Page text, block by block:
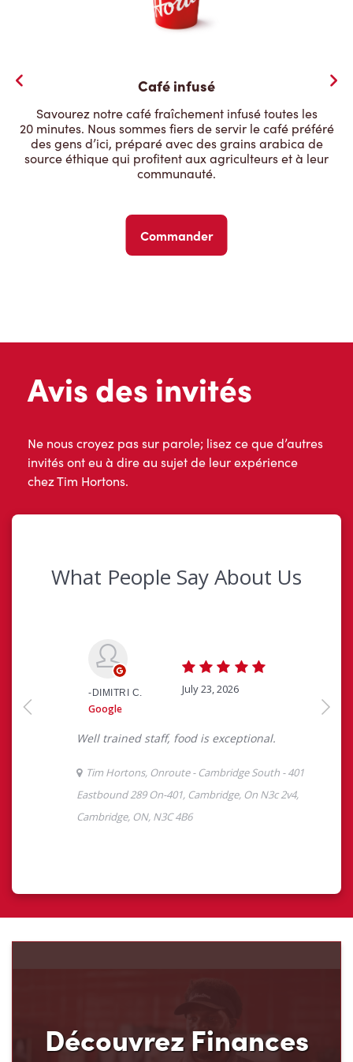
Café infusé
Savourez notre café fraîchement infusé toutes les
20 minutes. Nous sommes fiers de servir le café préféré
des gens d’ici, préparé avec des grains arabica de
source éthique qui profitent aux agriculteurs et à leur
communauté.
Commander
Avis des invités
Ne nous croyez pas sur parole; lisez ce que d’autres
invités ont eu à dire au sujet de leur expérience
chez Tim Hortons.
Découvrez Finances